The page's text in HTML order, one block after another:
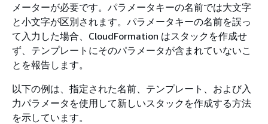
メーターが必要です。パラメータキーの名前では大文字
と小文字が区別されます。パラメータキーの名前を誤っ
て入力した場合、CloudFormation はスタックを作成せ
ず、テンプレートにそのパラメータが含まれていないこ
とを報告します。
以下の例は、指定された名前、テンプレート、および入
力パラメータを使用して新しいスタックを作成する方法
を示しています。